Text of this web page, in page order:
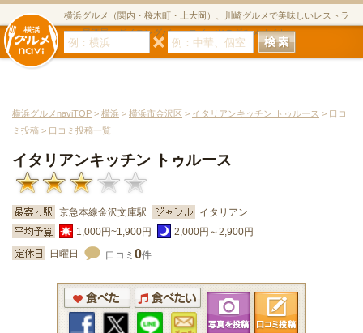
横浜グルメ（関内・桜木町・上大岡）、川崎グルメで美味しいレストラ
ン・居酒屋・ダイニングバー・スイーツのグルメサイト
横浜グルメnaviTOP > 横浜 > 横浜市金沢区 > イタリアンキッチン トゥルース > 口コ
ミ投稿 > 口コミ投稿一覧
イタリアンキッチン トゥルース
京急本線金沢文庫駅
イタリアン
1,000円~1,900円
2,000円～2,900円
日曜日
口コミ 0件